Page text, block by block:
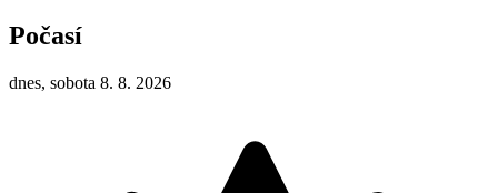
Počasí
dnes, sobota 8. 8. 2026